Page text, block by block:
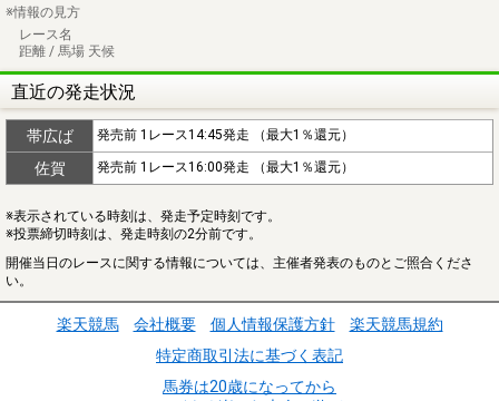
※情報の見方
レース名
距離 / 馬場 天候
直近の発走状況
帯広ば 発売前 1レース14:45発走 （最大1％還元）
佐賀 発売前 1レース16:00発走 （最大1％還元）
※表示されている時刻は、発走予定時刻です。
※投票締切時刻は、発走時刻の2分前です。
開催当日のレースに関する情報については、主催者発表のものとご照合くださ
い。
楽天競馬 会社概要 個人情報保護方針
楽天競馬規約
特定商取引法に基づく表記
馬券は20歳になってから